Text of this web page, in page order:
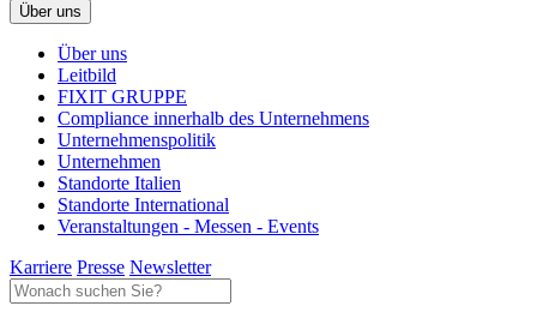
Über uns
Über uns
Leitbild
FIXIT GRUPPE
Compliance innerhalb des Unternehmens
Unternehmenspolitik
Unternehmen
Standorte Italien
Standorte International
Veranstaltungen - Messen - Events
Karriere Presse Newsletter